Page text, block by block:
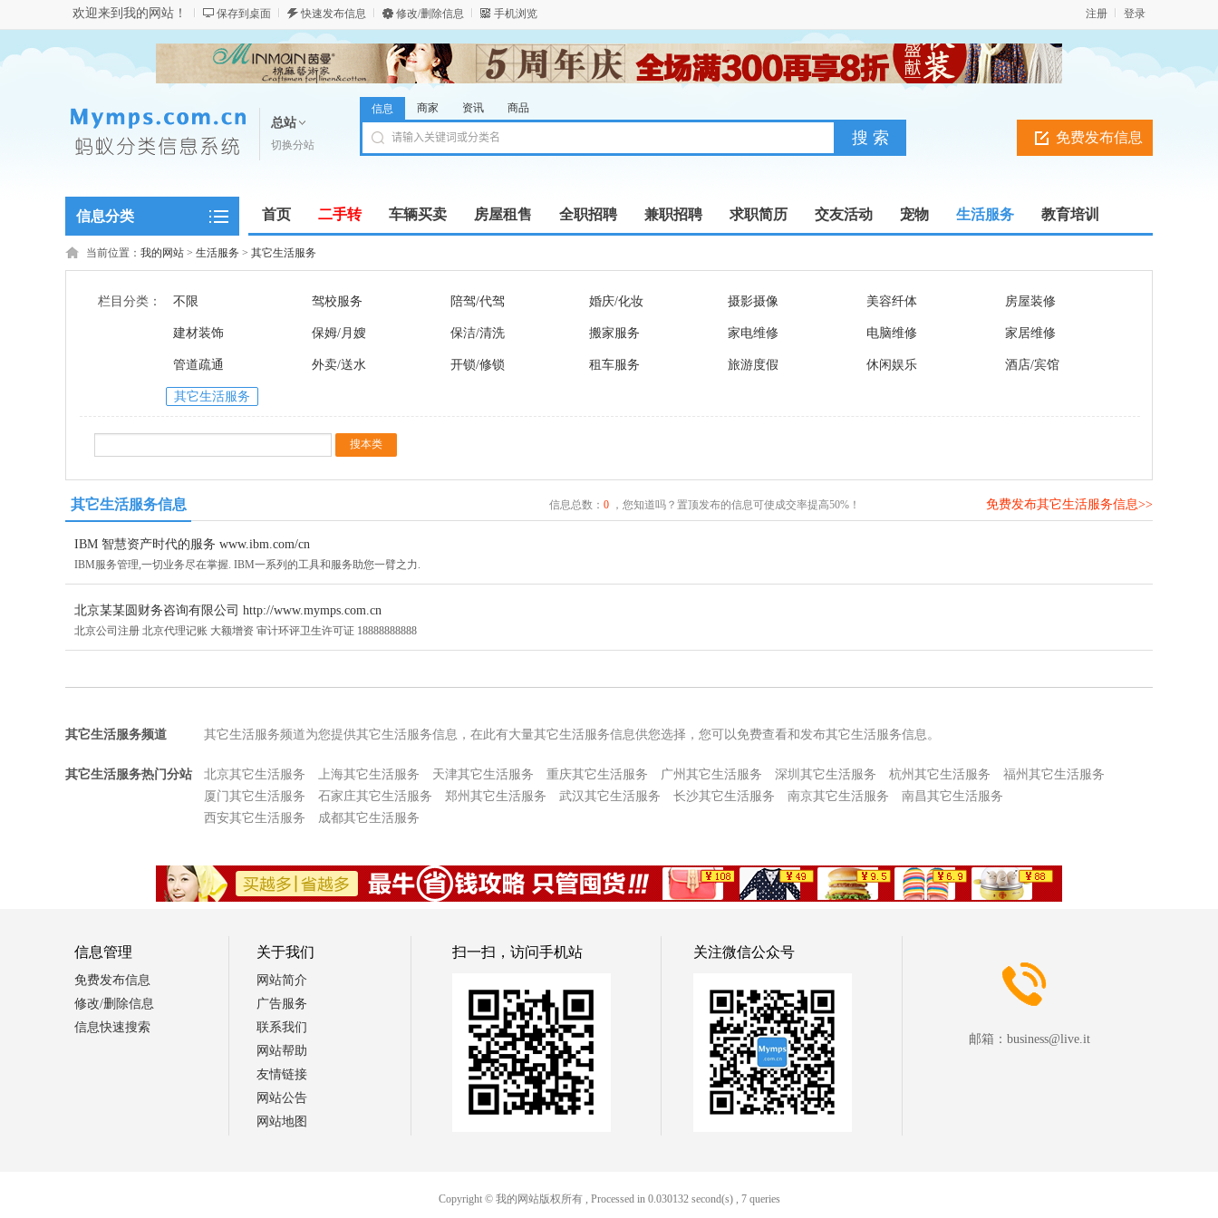
欢迎来到我的网站！ 保存到桌面 快速发布信息 修改/删除信息 手机浏览 登录
注册
总站
切换分站 免费发布信息
信息 商家 资讯 商品
信息分类 首页 二手转 车辆买卖 房屋租售 全职招聘 兼职招聘 求职简历 交友活动 宠物 生活服务 教育培训
商务服务
当前位置： 我的网站 > 生活服务 > 其它生活服务
栏目分类： 不限 驾校服务 陪驾/代驾 婚庆/化妆 摄影摄像 美容纤体 房屋装修
建材装饰 保姆/月嫂 保洁/清洗 搬家服务 家电维修 电脑维修 家居维修
管道疏通 外卖/送水 开锁/修锁 租车服务 旅游度假 休闲娱乐 酒店/宾馆
其它生活服务
其它生活服务信息 信息总数： 0，您知道吗？置顶发布的信息可使成交率提高50%！ 免费发布其它生活服务信息>>
IBM 智慧资产时代的服务 www.ibm.com/cn
IBM服务管理,一切业务尽在掌握. IBM一系列的工具和服务助您一臂之力.
北京某某圆财务咨询有限公司 http://www.mymps.com.cn
北京公司注册 北京代理记账 大额增资 审计环评卫生许可证 18888888888
其它生活服务频道 其它生活服务频道为您提供其它生活服务信息，在此有大量其它生活服务信息供您选择，您可以免费查看和发布其它生活服务信息。
其它生活服务热门分站 北京其它生活服务 上海其它生活服务 天津其它生活服务 重庆其它生活服务 广州其它生活服务 深圳其它生活服务 杭州其它生活服务
福州其它生活服务
厦门其它生活服务
石家庄其它生活服务 郑州其它生活服务 武汉其它生活服务 长沙其它生活服务 南京其它生活服务
南昌其它生活服务
西安其它生活服务
成都其它生活服务
信息管理
免费发布信息
修改/删除信息
信息快速搜索
关于我们
网站简介
广告服务
联系我们
网站帮助
友情链接
网站公告
网站地图
扫一扫，访问手机站 关注微信公众号
邮箱： business@live.it
Copyright © 我的网站版权所有 , Processed in 0.030132 second(s) , 7 queries